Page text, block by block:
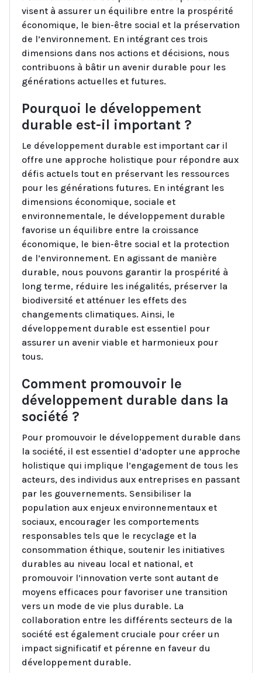
visent à assurer un équilibre entre la prospérité
économique, le bien-être social et la préservation
de l’environnement. En intégrant ces trois
dimensions dans nos actions et décisions, nous
contribuons à bâtir un avenir durable pour les
générations actuelles et futures.
Pourquoi le développement
durable est-il important ?
Le développement durable est important car il
offre une approche holistique pour répondre aux
défis actuels tout en préservant les ressources
pour les générations futures. En intégrant les
dimensions économique, sociale et
environnementale, le développement durable
favorise un équilibre entre la croissance
économique, le bien-être social et la protection
de l’environnement. En agissant de manière
durable, nous pouvons garantir la prospérité à
long terme, réduire les inégalités, préserver la
biodiversité et atténuer les effets des
changements climatiques. Ainsi, le
développement durable est essentiel pour
assurer un avenir viable et harmonieux pour
tous.
Comment promouvoir le
développement durable dans la
société ?
Pour promouvoir le développement durable dans
la société, il est essentiel d’adopter une approche
holistique qui implique l’engagement de tous les
acteurs, des individus aux entreprises en passant
par les gouvernements. Sensibiliser la
population aux enjeux environnementaux et
sociaux, encourager les comportements
responsables tels que le recyclage et la
consommation éthique, soutenir les initiatives
durables au niveau local et national, et
promouvoir l’innovation verte sont autant de
moyens efficaces pour favoriser une transition
vers un mode de vie plus durable. La
collaboration entre les différents secteurs de la
société est également cruciale pour créer un
impact significatif et pérenne en faveur du
développement durable.